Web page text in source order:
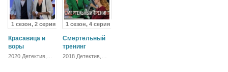
1 сезон, 2 серия
Красавица и
воры
2020 Детектив,
1 сезон, 4 серия
Смертельный
тренинг
2018 Детектив,